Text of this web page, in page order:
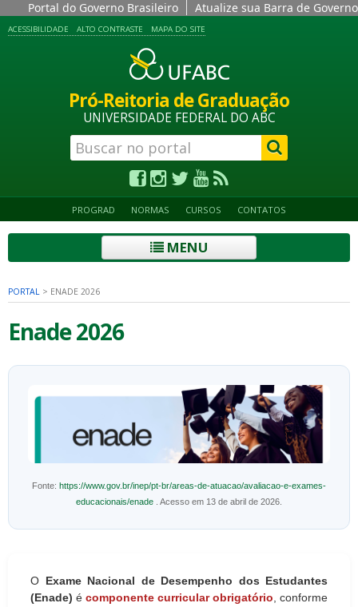
Portal do Governo Brasileiro Atualize sua Barra de Governo
ACESSIBILIDADE ALTO CONTRASTE MAPA DO SITE
Pró-Reitoria de Graduação
UNIVERSIDADE FEDERAL DO ABC
PROGRAD NORMAS CURSOS CONTATOS
MENU
PORTAL > ENADE 2026
Enade 2026
Fonte: https://www.gov.br/inep/pt-br/areas-de-atuacao/avaliacao-e-exames-
educacionais/enade . Acesso em 13 de abril de 2026.
O Exame Nacional de Desempenho dos Estudantes
(Enade) é componente curricular obrigatório, conforme